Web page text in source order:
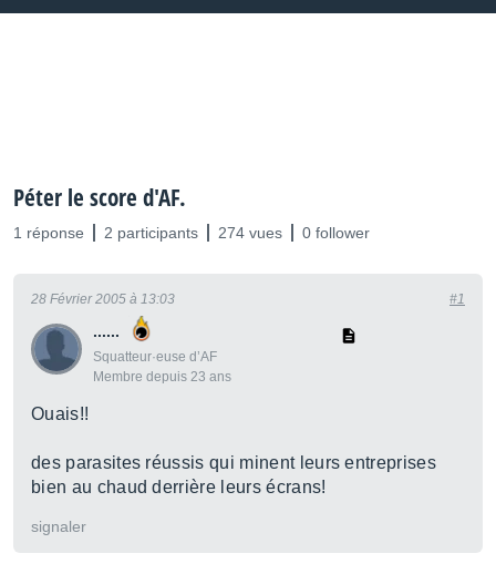
Péter le score d'AF.
1 réponse 2 participants 274 vues 0 follower
......
Squatteur·euse d’AF
Membre depuis 23 ans
28 Février 2005 à 13:03 #1
Ouais!!
des parasites réussis qui minent leurs entreprises
bien au chaud derrière leurs écrans!
signaler